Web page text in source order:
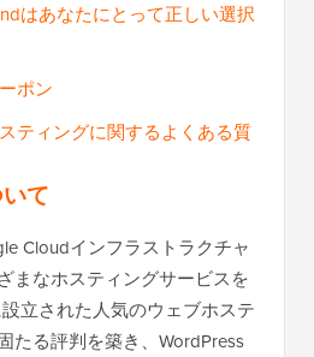
はあなたにとって正しい選択
ポン
ティングに関するよくある質
て
Cloudインフラストラクチャ
まなホスティングサービスを
立された人気のウェブホステ
たる評判を築き、WordPress